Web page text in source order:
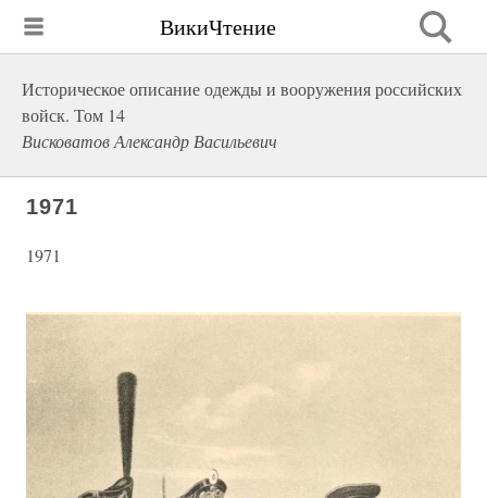
ВикиЧтение
Историческое описание одежды и вооружения российских
войск. Том 14
Висковатов Александр Васильевич
1971
1971